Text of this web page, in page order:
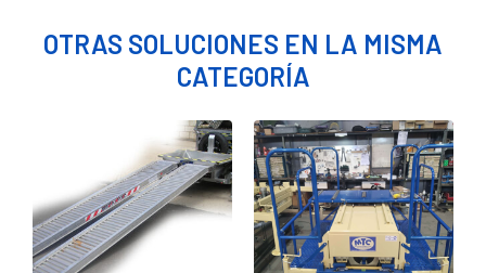
OTRAS SOLUCIONES EN LA MISMA
CATEGORÍA